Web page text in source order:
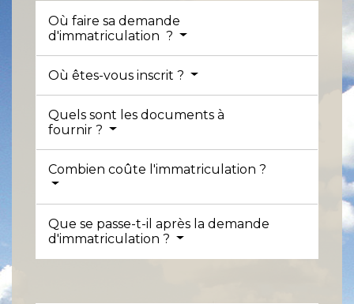
Où faire sa demande
d'immatriculation ?
Où êtes-vous inscrit ?
Quels sont les documents à
fournir ?
Combien coûte l'immatriculation ?
Que se passe-t-il après la demande
d'immatriculation ?